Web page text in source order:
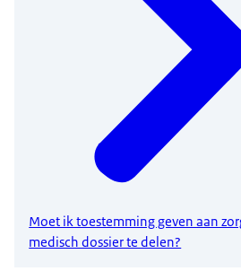
Moet ik toestemming geven aan
medisch dossier te delen?